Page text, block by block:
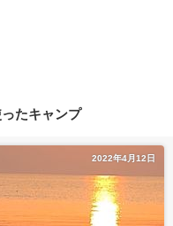
たキャンプ
2022年4月12日